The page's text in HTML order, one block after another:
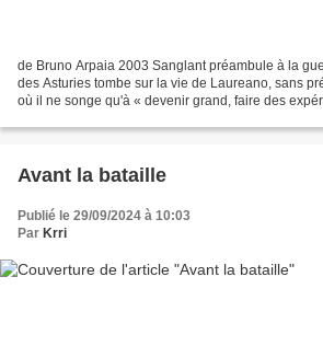
de Bruno Arpaia 2003 Sanglant préambule à la
des Asturies tombe sur la vie de Laureano, sans
où il ne songe qu'à « devenir grand, faire des
Avant la bataille
Publié le 29/09/2024 à 10:03
Par Krri